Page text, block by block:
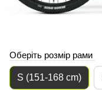
Оберіть розмір рами
S (151-168 cm)